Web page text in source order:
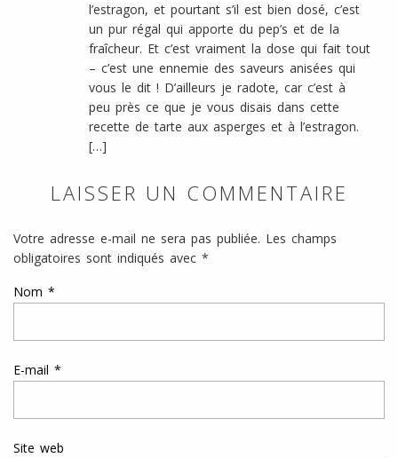
l’estragon, et pourtant s’il est bien dosé, c’est
un pur régal qui apporte du pep’s et de la
fraîcheur. Et c’est vraiment la dose qui fait tout
– c’est une ennemie des saveurs anisées qui
vous le dit ! D’ailleurs je radote, car c’est à
peu près ce que je vous disais dans cette
recette de tarte aux asperges et à l’estragon.
[…]
LAISSER UN COMMENTAIRE
Votre adresse e-mail ne sera pas publiée. Les champs
obligatoires sont indiqués avec *
Nom *
E-mail *
Site web